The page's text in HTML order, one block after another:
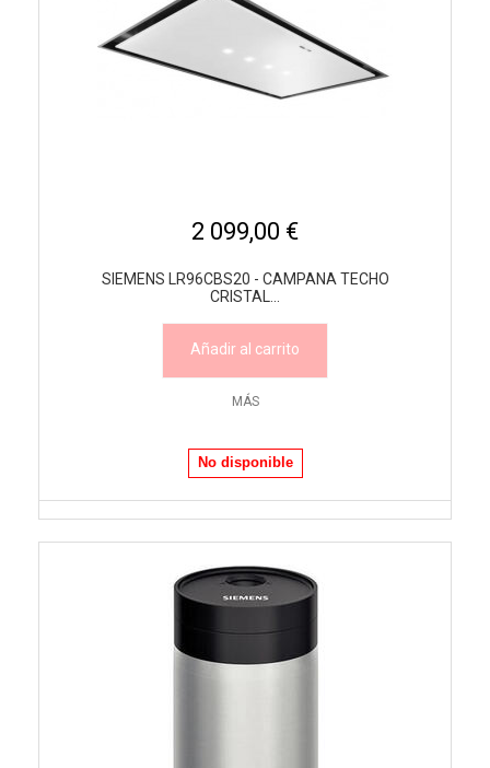
2 099,00 €
SIEMENS LR96CBS20 - CAMPANA TECHO
CRISTAL...
Añadir al carrito
MÁS
No disponible